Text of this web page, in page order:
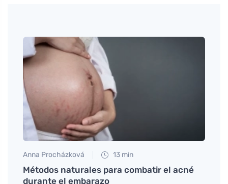
Anna Procházková 13 min
Métodos naturales para combatir el acné
durante el embarazo